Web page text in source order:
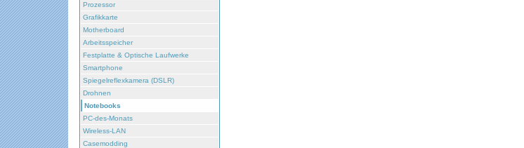
Prozessor
Grafikkarte
Motherboard
Arbeitsspeicher
Festplatte & Optische Laufwerke
Smartphone
Spiegelreflexkamera (DSLR)
Drohnen
Notebooks
PC-des-Monats
Wireless-LAN
Casemodding